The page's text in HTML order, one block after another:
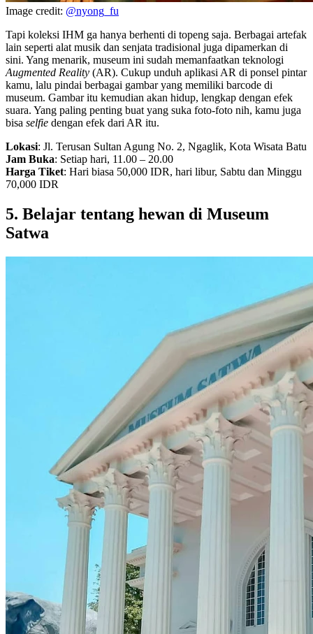
Image credit: @nyong_fu
Tapi koleksi IHM ga hanya berhenti di topeng saja. Berbagai artefak
lain seperti alat musik dan senjata tradisional juga dipamerkan di
sini. Yang menarik, museum ini sudah memanfaatkan teknologi
Augmented Reality (AR). Cukup unduh aplikasi AR di ponsel pintar
kamu, lalu pindai berbagai gambar yang memiliki barcode di
museum. Gambar itu kemudian akan hidup, lengkap dengan efek
suara. Yang paling penting buat yang suka foto-foto nih, kamu juga
bisa selfie dengan efek dari AR itu.
Lokasi: Jl. Terusan Sultan Agung No. 2, Ngaglik, Kota Wisata Batu
Jam Buka: Setiap hari, 11.00 – 20.00
Harga Tiket: Hari biasa 50,000 IDR, hari libur, Sabtu dan Minggu
70,000 IDR
5. Belajar tentang hewan di Museum
Satwa